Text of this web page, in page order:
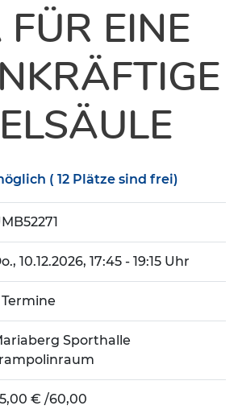
EINE
( 12 Plätze sind frei)
, 10.12.2026, 17:45 - 19:15 Uhr
Termine
Sporthalle
€ /60,00